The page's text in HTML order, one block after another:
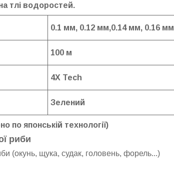
тлі водоростей.
0.1 мм, 0.12 мм,0.14 мм, 0.16 мм
100 м
4X Tech
Зелений
по японській технології)
риби
(окунь, щука, судак, головень, форель...)